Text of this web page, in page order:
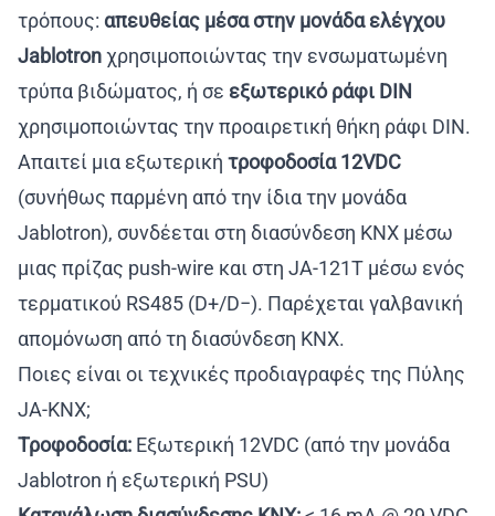
τρόπους: απευθείας μέσα στην μονάδα ελέγχου
Jablotronχρησιμοποιώντας την ενσωματωμένη
τρύπα βιδώματος, ή σε εξωτερικό ράφι DIN
χρησιμοποιώντας την προαιρετική θήκη ράφι DIN.
Απαιτεί μια εξωτερική τροφοδοσία 12VDC
(συνήθως παρμένη από την ίδια την μονάδα
Jablotron), συνδέεται στη διασύνδεση KNX μέσω
μιας πρίζας push-wire και στη JA-121T μέσω ενός
τερματικού RS485 (D+/D−). Παρέχεται γαλβανική
απομόνωση από τη διασύνδεση KNX.
Ποιες είναι οι τεχνικές προδιαγραφές της Πύλης
JA-KNX;
Τροφοδοσία: Εξωτερική 12VDC (από την μονάδα
Jablotron ή εξωτερική PSU)